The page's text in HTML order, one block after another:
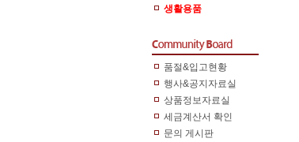
생활용품
품절&입고현황
행사&공지자료실
상품정보자료실
세금계산서 확인
문의 게시판